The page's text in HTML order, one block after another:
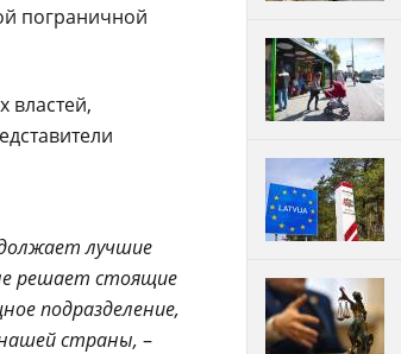
пограничной
властей,
лучшие
решает стоящие
подразделение,
страны, –